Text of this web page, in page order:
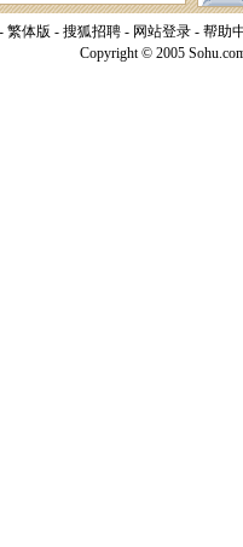
- 繁体版 - 搜狐招聘 - 网站登录 - 帮助
Copyright © 2005